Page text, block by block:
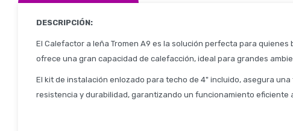
DESCRIPCIÓN:
El Calefactor a leña Tromen A9 es la solución perfecta para
ofrece una gran capacidad de calefacción, ideal para grandes
El kit de instalación enlozado para techo de 4" incluido, asegura
resistencia y durabilidad, garantizando un funcionamiento eficiente